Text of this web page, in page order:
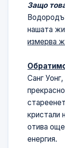
Защо
нашата
измерва
Санг
кристали
отива
енергия.